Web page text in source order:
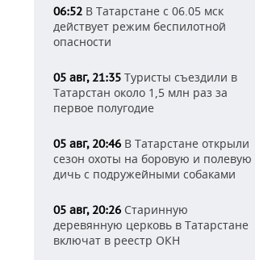
06:52 В Татарстане с 06.05 мск
действует режим беспилотной
опасности
05 авг, 21:35 Туристы съездили в
Татарстан около 1,5 млн раз за
первое полугодие
05 авг, 20:46 В Татарстане открыли
сезон охоты на боровую и полевую
дичь с подружейными собаками
05 авг, 20:26 Старинную
деревянную церковь в Татарстане
включат в реестр ОКН